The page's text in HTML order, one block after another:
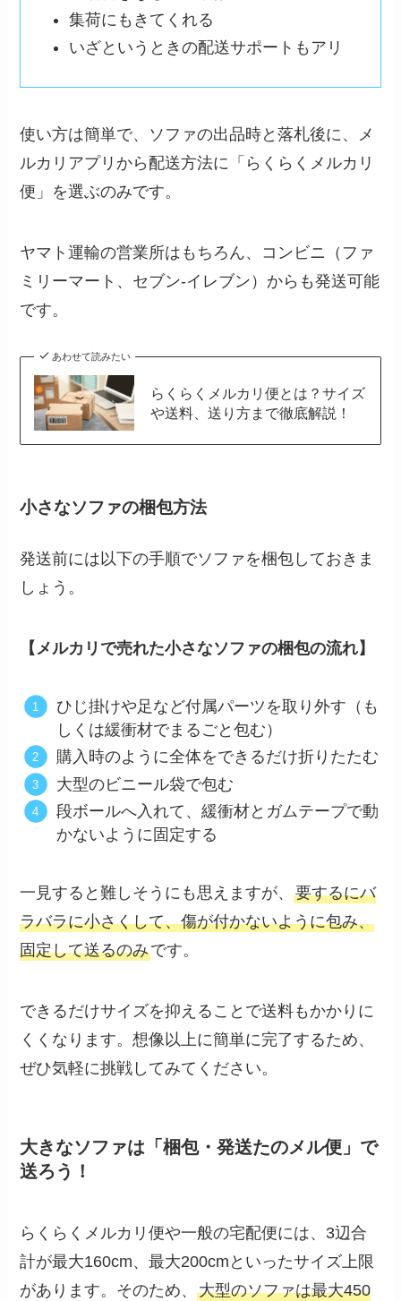
集荷にもきてくれる
いざというときの配送サポートもアリ
使い方は簡単で、ソファの出品時と落札後に、メ
ルカリアプリから配送方法に「らくらくメルカリ
便」を選ぶのみです。
ヤマト運輸の営業所はもちろん、コンビニ（ファ
ミリーマート、セブン-イレブン）からも発送可能
です。
あわせて読みたい
らくらくメルカリ便とは？サイズ
や送料、送り方まで徹底解説！
小さなソファの梱包方法
発送前には以下の手順でソファを梱包しておきま
しょう。
【メルカリで売れた小さなソファの梱包の流れ】
ひじ掛けや足など付属パーツを取り外す（も
しくは緩衝材でまるごと包む）
購入時のように全体をできるだけ折りたたむ
大型のビニール袋で包む
段ボールへ入れて、緩衝材とガムテープで動
かないように固定する
一見すると難しそうにも思えますが、要するにバ
ラバラに小さくして、傷が付かないように包み、
固定して送るのみです。
できるだけサイズを抑えることで送料もかかりに
くくなります。想像以上に簡単に完了するため、
ぜひ気軽に挑戦してみてください。
大きなソファは「梱包・発送たのメル便」で
送ろう！
らくらくメルカリ便や一般の宅配便には、3辺合
計が最大160cm、最大200cmといったサイズ上限
があります。そのため、大型のソファは最大450